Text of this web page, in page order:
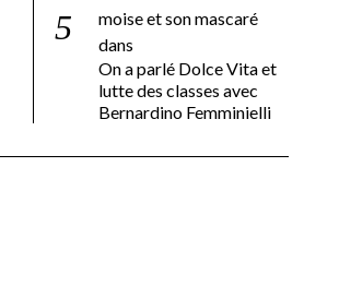
moise et son mascaré
dans
On a parlé Dolce Vita et
lutte des classes avec
Bernardino Femminielli